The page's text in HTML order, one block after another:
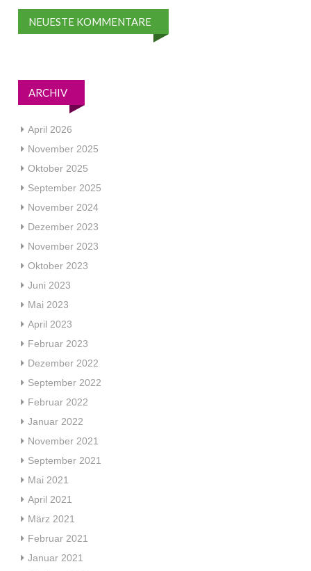
NEUESTE KOMMENTARE
ARCHIV
April 2026
November 2025
Oktober 2025
September 2025
November 2024
Dezember 2023
November 2023
Oktober 2023
Juni 2023
Mai 2023
April 2023
Februar 2023
Dezember 2022
September 2022
Februar 2022
Januar 2022
November 2021
September 2021
Mai 2021
April 2021
März 2021
Februar 2021
Januar 2021